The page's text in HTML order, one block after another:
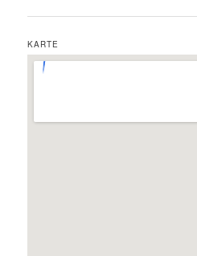
KARTE